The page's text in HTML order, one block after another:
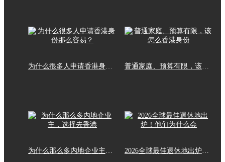
为什么很多人申请香港身份那么容易？ 普通家庭、预算有限，该怎么香港身份